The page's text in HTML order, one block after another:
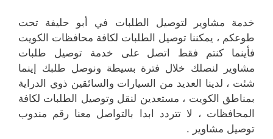
خدمة مشاوير لتوصيل الطلبات في أبو حليفة تحت
طوعكم ، يمكننا توصيل الطلبات لكافة محافظات الكويت
فأينما كنتم فقط اتصل على خدمة توصيل طلبات
مشاوير لنصلك خلال فترة بسيطة ونوصل طلبك إينما
شئت ، لدينا العديد من السيارات والسائقين ذوي الدراية
بمناطق الكويت ، مستعدين لنقل وتوصيل الطلبات لكافة
المحافظات ، لا تتردد ابدا بالتواصل معنا رقم مندوب
توصيل مشاوير .